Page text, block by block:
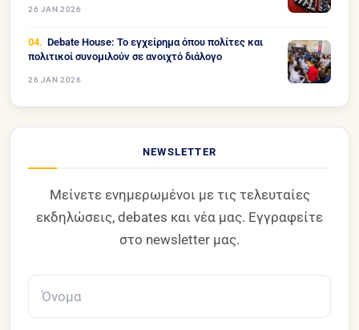
26 JAN 2026
Debate House: Το εγχείρημα όπου πολίτες και
πολιτικοί συνομιλούν σε ανοιχτό διάλογο
26 JAN 2026
NEWSLETTER
Μείνετε ενημερωμένοι με τις τελευταίες
εκδηλώσεις, debates και νέα μας. Εγγραφείτε
στο newsletter μας.